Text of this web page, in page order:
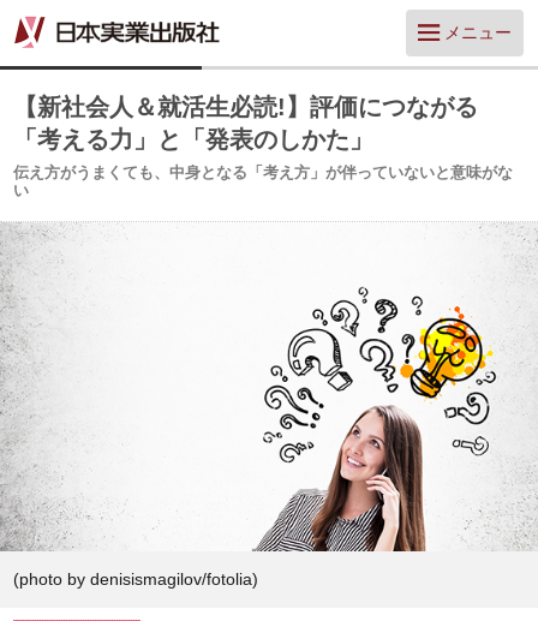
メニュー
【新社会人＆就活生必読!】評価につながる
「考える力」と「発表のしかた」
伝え方がうまくても、中身となる「考え方」が伴っていないと意味がな
い
(photo by denisismagilov/fotolia)